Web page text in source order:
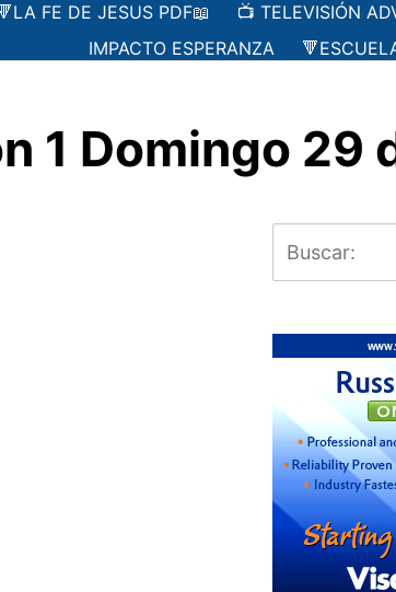
FE DE JESUS PDF📖 📺 TELEVISIÓN
IMPACTO ESPERANZA
1 Domingo 29